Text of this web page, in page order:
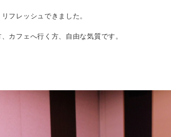
フレッシュできました。
カフェへ行く方、自由な気質です。